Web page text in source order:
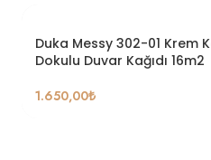
Duka Messy 302-01 Krem
Dokulu Duvar Kağıdı 16m2
1.650,00₺